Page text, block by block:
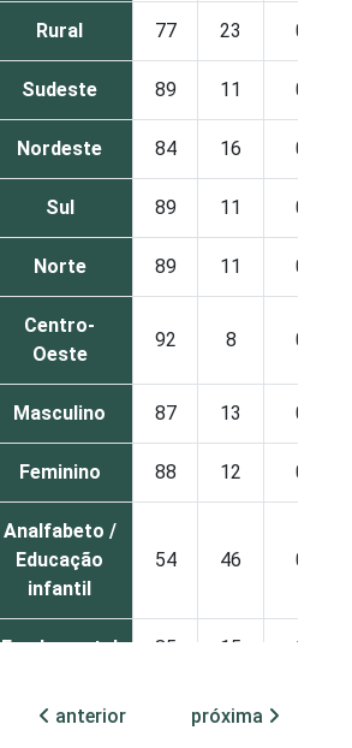
Rural 77 23 0
Sudeste 89 11 0
Nordeste 84 16 0
Sul 89 11 0
Norte 89 11 0
Centro-
Oeste
92 8 0
Masculino 87 13 0
Feminino 88 12 0
Analfabeto /
Educação
infantil
54 46 0
Fundamental 85 15 0
Médio 4
anterior próxima